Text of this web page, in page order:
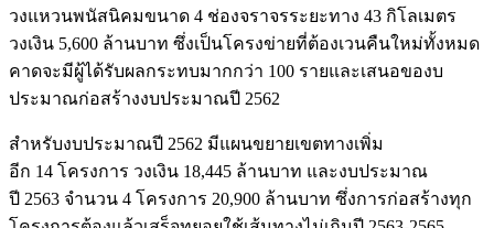
วงแหวนพนัสนิคมขนาด 4 ช่องจราจรระยะทาง 43 กิโลเมตร
วงเงิน 5,600 ล้านบาท ซึ่งเป็นโครงข่ายที่ต้องเวนคืนใหม่ทั้งหมด
คาดจะมีผู้ได้รับผลกระทบมากกว่า 100 รายและเสนอของบ
ประมาณก่อสร้างงบประมาณปี 2562
สำหรับงบประมาณปี 2562 มีแผนขยายเขตทางเพิ่ม
อีก 14 โครงการ วงเงิน 18,445 ล้านบาท และงบประมาณ
ปี 2563 จำนวน 4 โครงการ 20,900 ล้านบาท ซึ่งการก่อสร้างทุก